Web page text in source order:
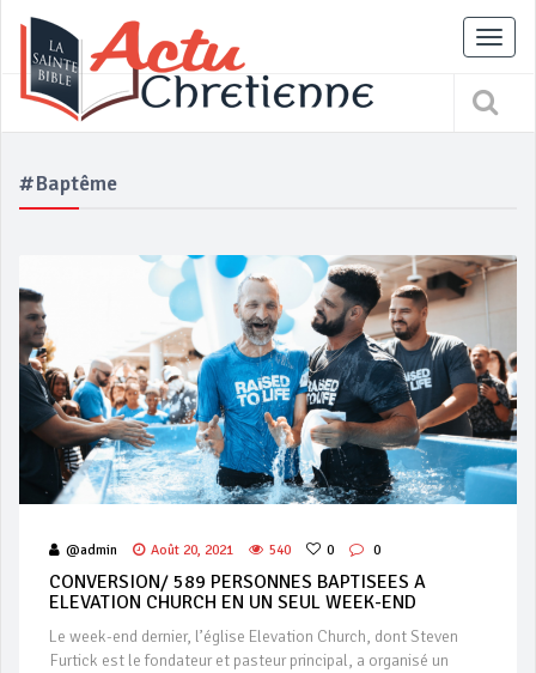
#Baptême
@admin Août 20, 2021 540 0 0
CONVERSION/ 589 PERSONNES BAPTISEES A
ELEVATION CHURCH EN UN SEUL WEEK-END
Le week-end dernier, l’église Elevation Church, dont Steven
Furtick est le fondateur et pasteur principal, a organisé un